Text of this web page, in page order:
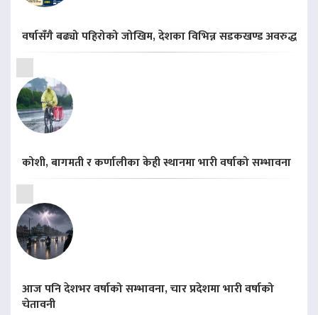
वर्षासँगै बढ्यो पहिरोको जोखिम, देशका विभिन्न सडकखण्ड अवरुद्ध
कोशी, बागमती र कर्णालीका केही स्थानमा भारी वर्षाको सम्भावना
आज पनि देशभर वर्षाको सम्भावना, चार प्रदेशमा भारी वर्षाको
चेतावनी